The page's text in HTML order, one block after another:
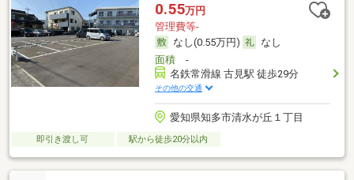
0.55万円
管理費等-
なし(0.55万円)
なし
面積-
名鉄常滑線 古見駅 徒歩29分
その他の交通
愛知県知多市清水が丘１丁目
即引き渡し可 駅から徒歩20分以内